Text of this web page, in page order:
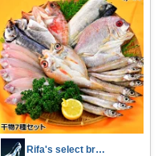
Rifa's select branch